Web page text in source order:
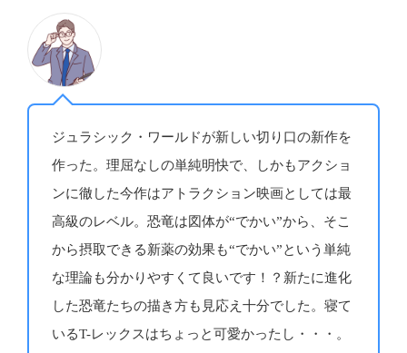
ジュラシック・ワールドが新しい切り口の新作を
作った。理屈なしの単純明快で、しかもアクショ
ンに徹した今作はアトラクション映画としては最
高級のレベル。恐竜は図体が“でかい”から、そこ
から摂取できる新薬の効果も“でかい”という単純
な理論も分かりやすくて良いです！？新たに進化
した恐竜たちの描き方も見応え十分でした。寝て
いるT-レックスはちょっと可愛かったし・・・。